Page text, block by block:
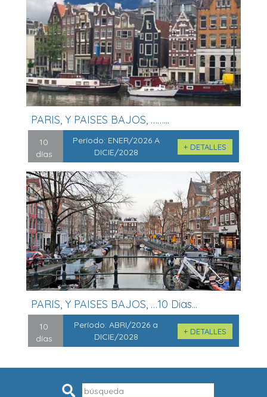
PARIS, Y PAISES BAJOS, ……...
10
días
Período: ENER/2026 A
DICIE/2028
+ DETALLES
PARIS, Y PAISES BAJOS, …10 Dias...
10
días
Período: ABRI/2026 a
DICIE/2028
+ DETALLES
Pesquisar